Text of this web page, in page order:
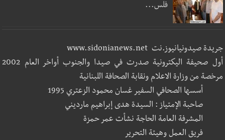
فلس...
جريدة صيدونيانيوز.نت www.sidonianews.net
أول صحيفة اليكترونية صدرت في صيدا والجنوب أواخر العام 2002
مرخصة من وزارة الاعلام ونقابة الصحافة اللبنانية
أسسها الصحافي السفير غسان محمود الزعتري 1995
صاحبة الإمتياز : السيدة هدى إبراهيم مارديني
المشرفة العامة الحاجة نشأت عمر حمزة
فريق العمل وهيئة التحرير